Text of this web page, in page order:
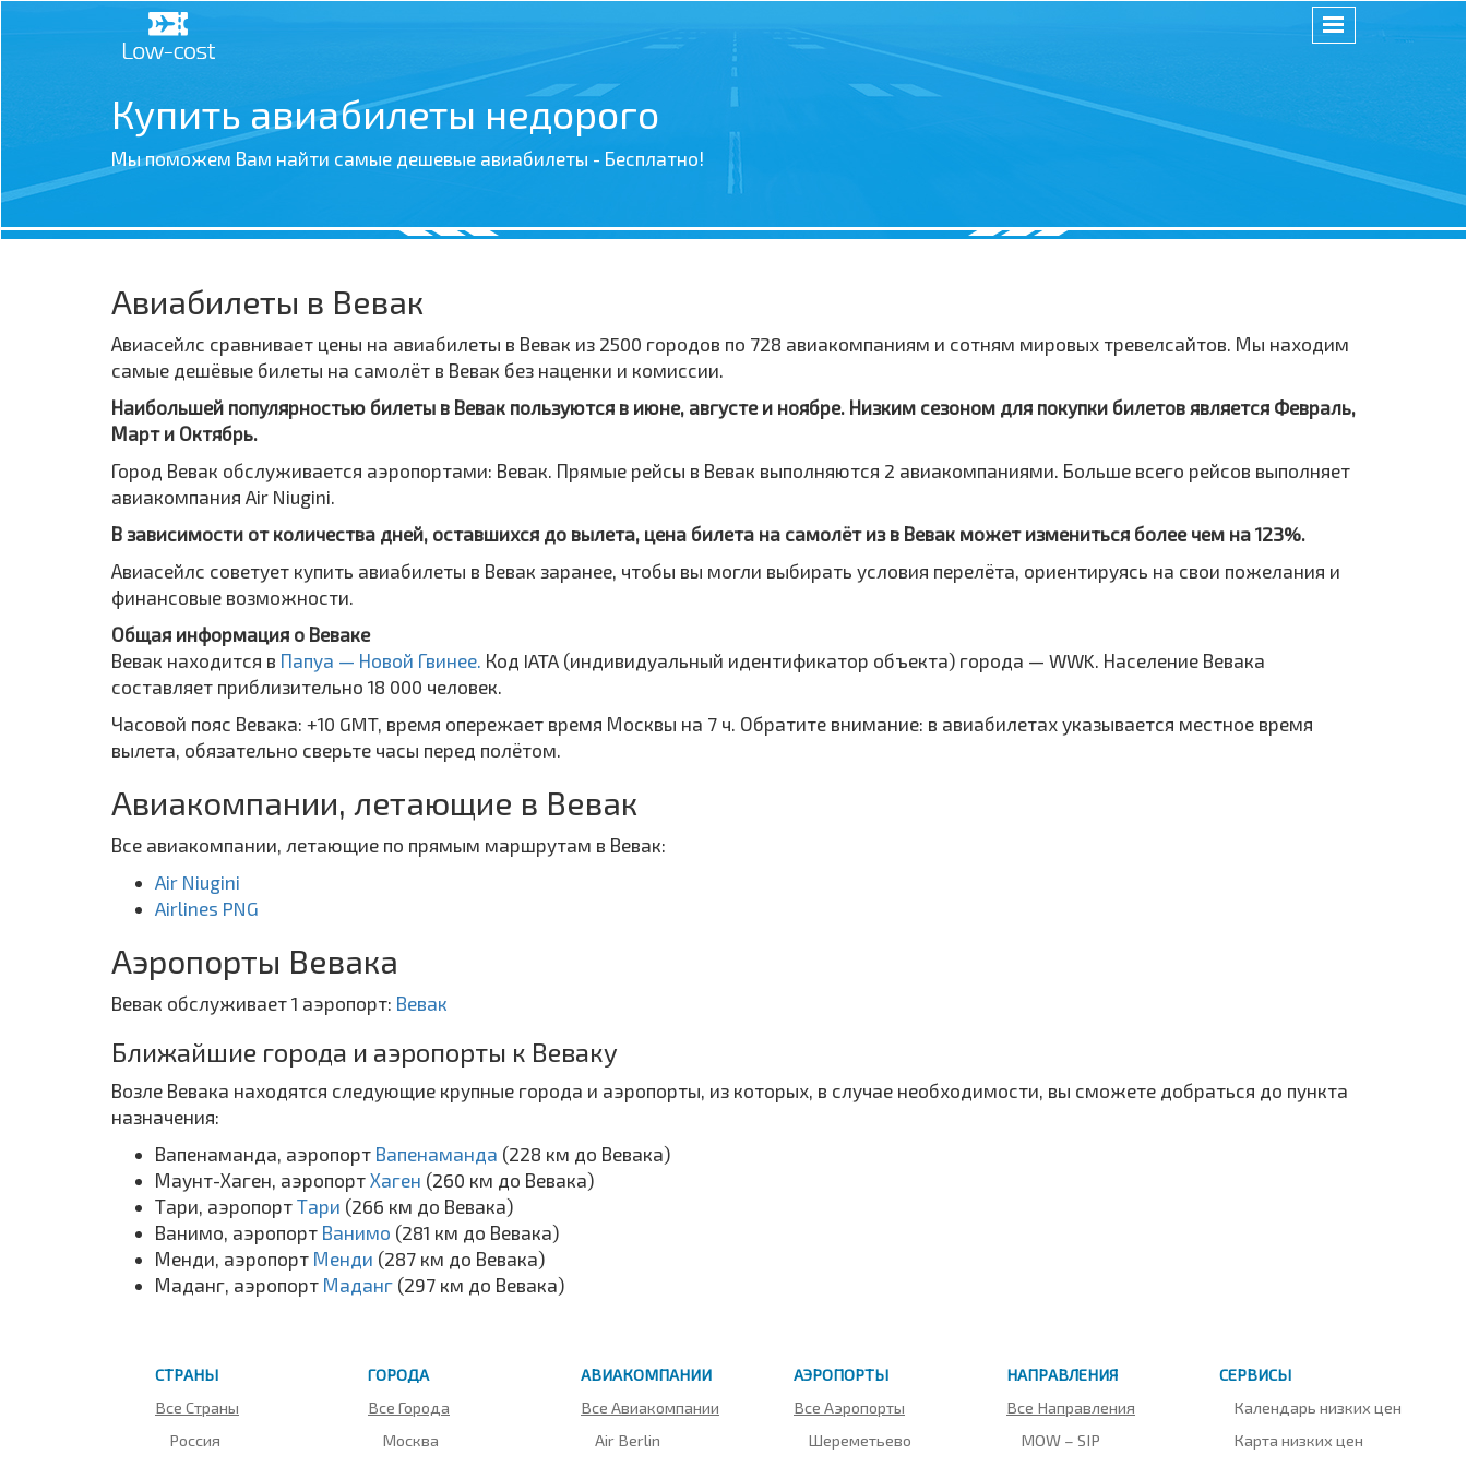
Купить авиабилеты недорого
Мы поможем Вам найти самые дешевые авиабилеты - Бесплатно!
Авиабилеты в Вевак
Авиасейлс сравнивает цены на авиабилеты в Вевак из 2500 городов по 728 авиакомпаниям и сотням мировых тревелсайтов. Мы находим
самые дешёвые билеты на самолёт в Вевак без наценки и комиссии.
Наибольшей популярностью билеты в Вевак пользуются в июне, августе и ноябре. Низким сезоном для покупки билетов является Февраль,
Март и Октябрь.
Город Вевак обслуживается аэропортами: Вевак. Прямые рейсы в Вевак выполняются 2 авиакомпаниями. Больше всего рейсов выполняет
авиакомпания Air Niugini.
В зависимости от количества дней, оставшихся до вылета, цена билета на самолёт из в Вевак может измениться более чем на 123%.
Авиасейлс советует купить авиабилеты в Вевак заранее, чтобы вы могли выбирать условия перелёта, ориентируясь на свои пожелания и
финансовые возможности.
Общая информация о Веваке
Вевак находится в Папуа — Новой Гвинее. Код IATA (индивидуальный идентификатор объекта) города — WWK. Население Вевака
составляет приблизительно 18 000 человек.
Часовой пояс Вевака: +10 GMT, время опережает время Москвы на 7 ч. Обратите внимание: в авиабилетах указывается местное время
вылета, обязательно сверьте часы перед полётом.
Авиакомпании, летающие в Вевак
Все авиакомпании, летающие по прямым маршрутам в Вевак:
Air Niugini
Airlines PNG
Аэропорты Вевака
Вевак обслуживает 1 аэропорт: Вевак
Ближайшие города и аэропорты к Веваку
Возле Вевака находятся следующие крупные города и аэропорты, из которых, в случае необходимости, вы сможете добраться до пункта
назначения:
Вапенаманда, аэропорт Вапенаманда (228 км до Вевака)
Маунт-Хаген, аэропорт Хаген (260 км до Вевака)
Тари, аэропорт Тари (266 км до Вевака)
Ванимо, аэропорт Ванимо (281 км до Вевака)
Менди, аэропорт Менди (287 км до Вевака)
Маданг, аэропорт Маданг (297 км до Вевака)
СТРАНЫ
Все Страны
Россия
ГОРОДА
Все Города
Москва
АВИАКОМПАНИИ
Все Авиакомпании
Air Berlin
АЭРОПОРТЫ
Все Аэропорты
Шереметьево
НАПРАВЛЕНИЯ
Все Направления
MOW – SIP
СЕРВИСЫ
Календарь низких цен
Карта низких цен